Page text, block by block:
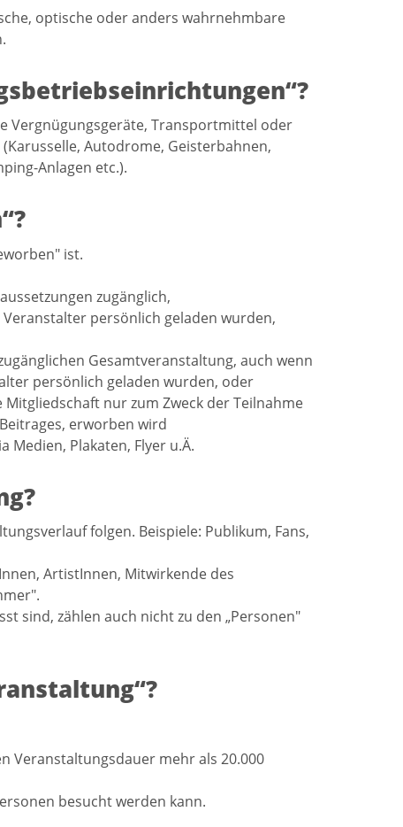
optische oder anders wahrnehmbare
Vergnügungsgeräte, Transportmittel oder
Autodrome, Geisterbahnen,
Anlagen etc.).
ist.
zugänglich,
persönlich geladen wurden,
Gesamtveranstaltung, auch wenn
persönlich geladen wurden, oder
nur zum Zweck der Teilnahme
erworben wird
Medien, Plakaten, Flyer u.Ä.
folgen. Beispiele: Publikum, Fans,
ArtistInnen, Mitwirkende des
sind, zählen auch nicht zu den „Personen"
Veranstaltungsdauer mehr als 20.000
besucht werden kann.